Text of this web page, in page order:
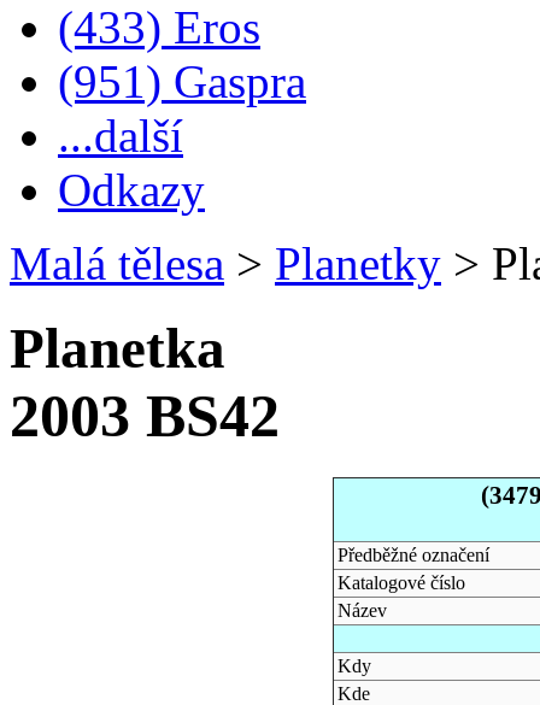
(433) Eros
(951) Gaspra
...další
Odkazy
Malá tělesa > Planetky >
Planetka
2003 BS42
Předběžné označení
Katalogové číslo
Název
Kdy
Kde